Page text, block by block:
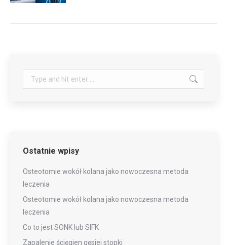
Search:
Ostatnie wpisy
Osteotomie wokół kolana jako nowoczesna metoda
leczenia
Osteotomie wokół kolana jako nowoczesna metoda
leczenia
Co to jest SONK lub SIFK
Zapalenie ścięgien gęsiej stopki